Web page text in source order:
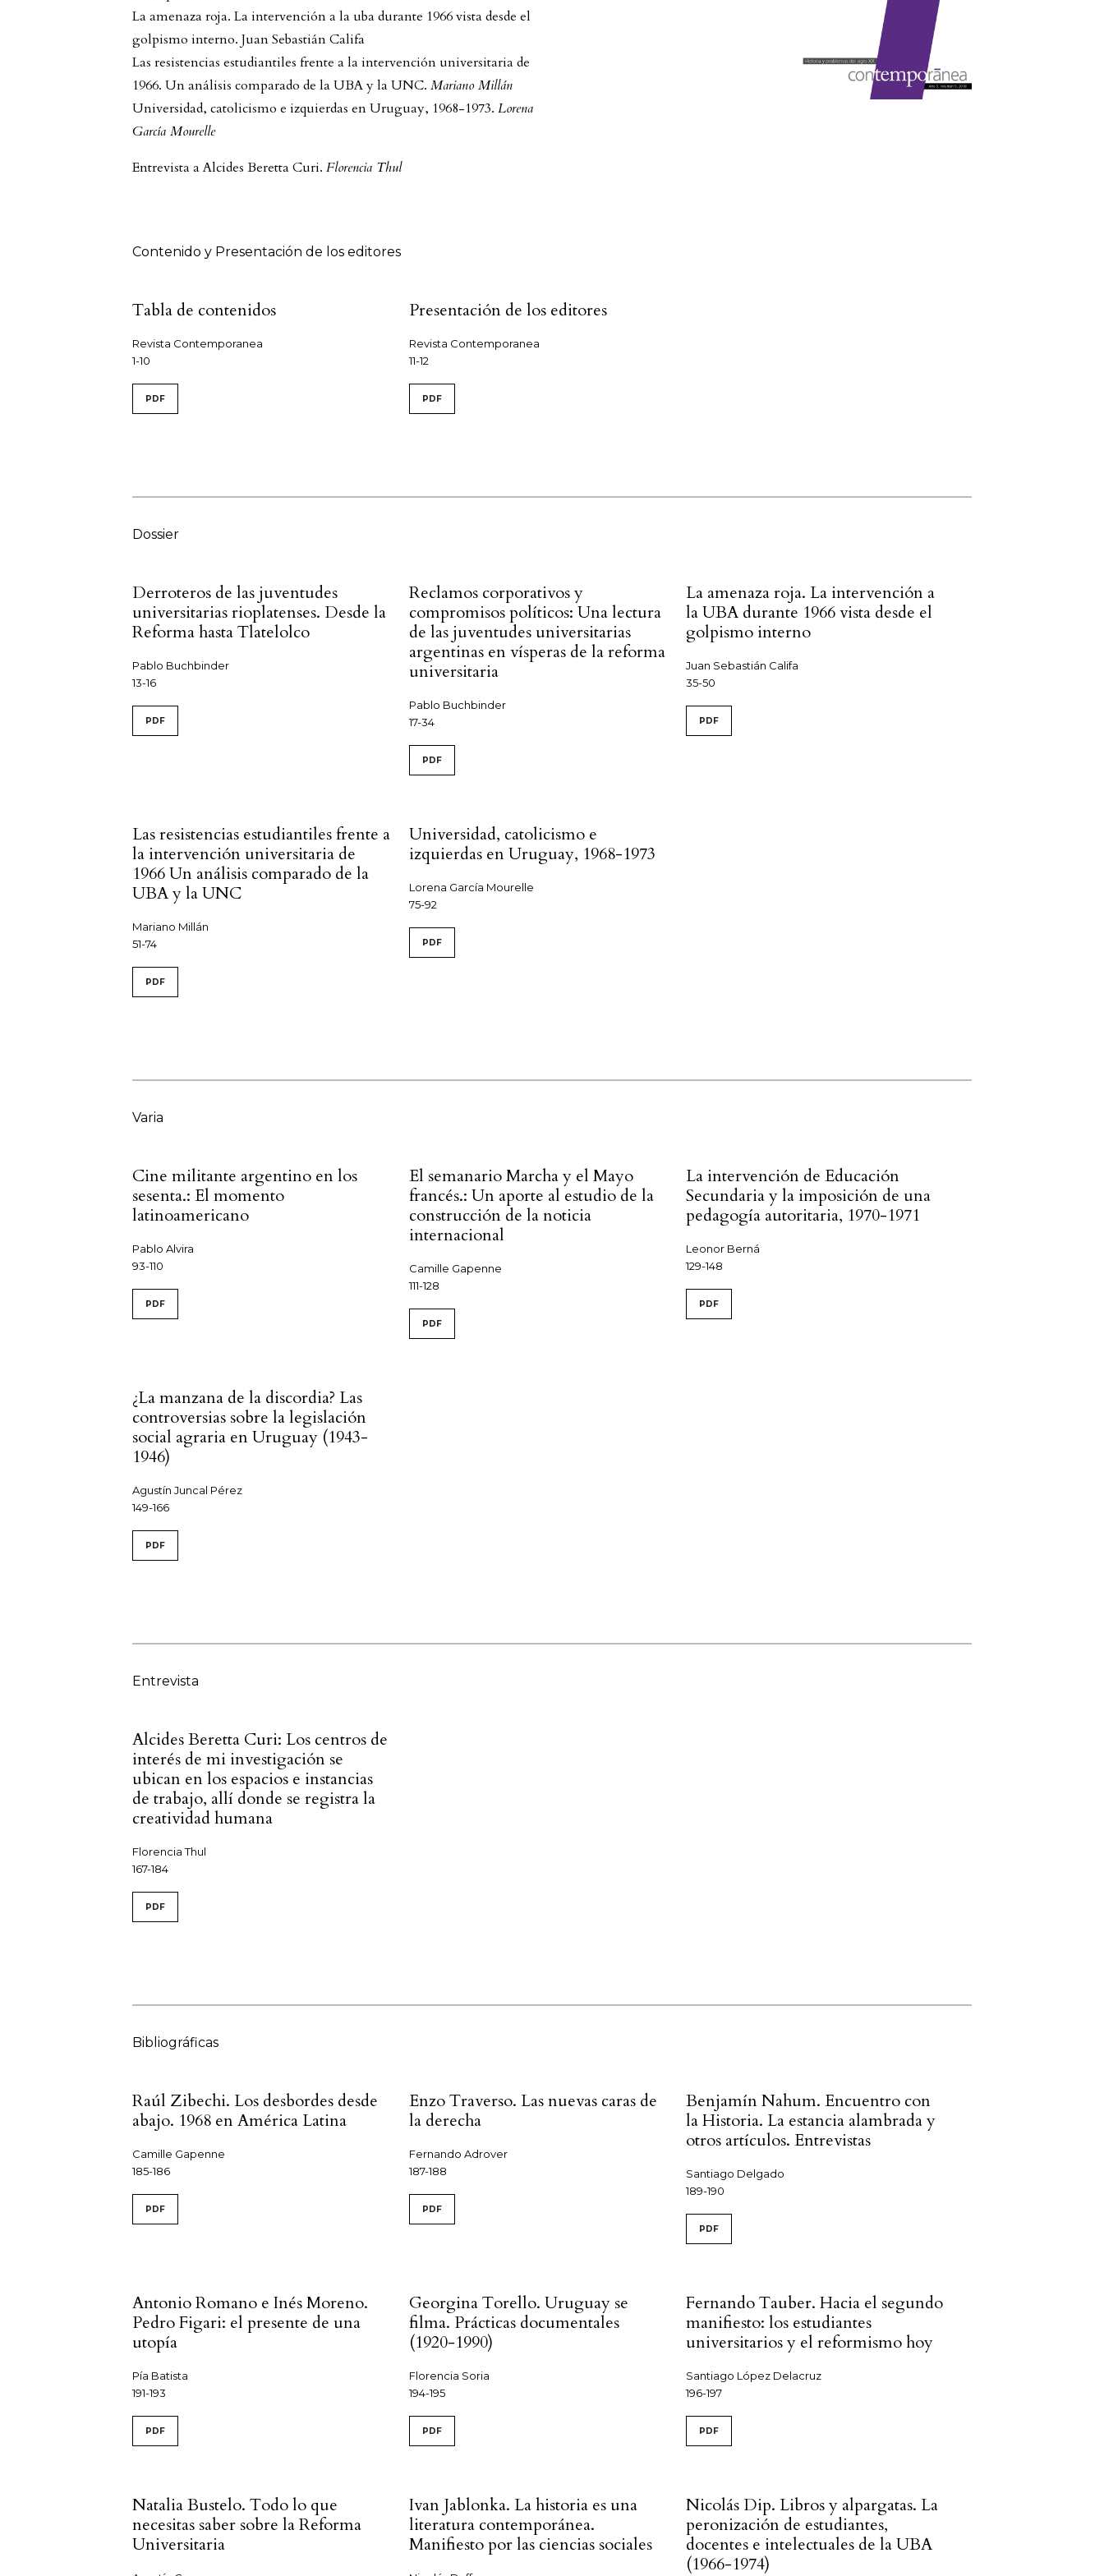
La amenaza roja. La intervención a la uba durante 1966 vista desde el
golpismo interno. Juan Sebastián Califa
Las resistencias estudiantiles frente a la intervención universitaria de
1966. Un análisis comparado de la UBA y la UNC.Mariano Millán
Universidad, catolicismo e izquierdas en Uruguay, 1968-1973.Lorena
García Mourelle
Entrevista a Alcides Beretta Curi.Florencia Thul
Contenido y Presentación de los editores
Tabla de contenidos
Revista Contemporanea
1-10
PDF
Presentación de los editores
Revista Contemporanea
11-12
PDF
Dossier
Derroteros de las juventudes
universitarias rioplatenses. Desde la
Reforma hasta Tlatelolco
Pablo Buchbinder
13-16
PDF
Reclamos corporativos y
compromisos políticos: Una lectura
de las juventudes universitarias
argentinas en vísperas de la reforma
universitaria
Pablo Buchbinder
17-34
PDF
La amenaza roja. La intervención a
la UBA durante 1966 vista desde el
golpismo interno
Juan Sebastián Califa
35-50
PDF
Las resistencias estudiantiles frente a
la intervención universitaria de
1966 Un análisis comparado de la
UBA y la UNC
Mariano Millán
51-74
PDF
Universidad, catolicismo e
izquierdas en Uruguay, 1968-1973
Lorena García Mourelle
75-92
PDF
Varia
Cine militante argentino en los
sesenta.: El momento
latinoamericano
Pablo Alvira
93-110
PDF
El semanario Marcha y el Mayo
francés.: Un aporte al estudio de la
construcción de la noticia
internacional
Camille Gapenne
111-128
PDF
La intervención de Educación
Secundaria y la imposición de una
pedagogía autoritaria, 1970-1971
Leonor Berná
129-148
PDF
¿La manzana de la discordia? Las
controversias sobre la legislación
social agraria en Uruguay (1943-
1946)
Agustín Juncal Pérez
149-166
PDF
Entrevista
Alcides Beretta Curi: Los centros de
interés de mi investigación se
ubican en los espacios e instancias
de trabajo, allí donde se registra la
creatividad humana
Florencia Thul
167-184
PDF
Bibliográficas
Raúl Zibechi. Los desbordes desde
abajo. 1968 en América Latina
Camille Gapenne
185-186
PDF
Enzo Traverso. Las nuevas caras de
la derecha
Fernando Adrover
187-188
PDF
Benjamín Nahum. Encuentro con
la Historia. La estancia alambrada y
otros artículos. Entrevistas
Santiago Delgado
189-190
PDF
Antonio Romano e Inés Moreno.
Pedro Figari: el presente de una
utopía
Pía Batista
191-193
PDF
Georgina Torello. Uruguay se
filma. Prácticas documentales
(1920-1990)
Florencia Soria
194-195
PDF
Fernando Tauber. Hacia el segundo
manifiesto: los estudiantes
universitarios y el reformismo hoy
Santiago López Delacruz
196-197
PDF
Natalia Bustelo. Todo lo que
necesitas saber sobre la Reforma
Universitaria
Ivan Jablonka. La historia es una
literatura contemporánea.
Manifiesto por las ciencias sociales
Nicolás Dip. Libros y alpargatas. La
peronización de estudiantes,
docentes e intelectuales de la UBA
(1966-1974)